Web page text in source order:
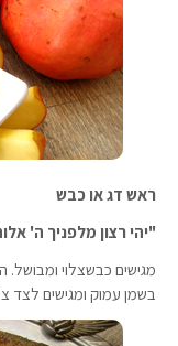
ראש דג או כבש
"יהי רצון מלפניך ה'
מגישים כבשצלוי ומבושל.
בשמן עמוק ומגישים לצד